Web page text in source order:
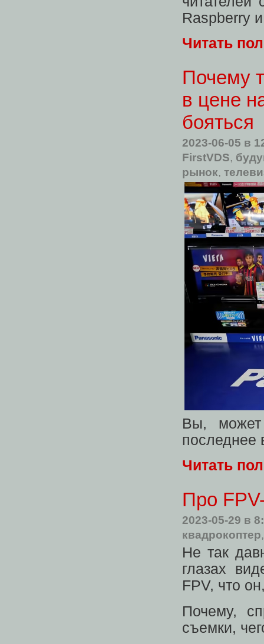
Raspberry
Читать
Почему
в цене
бояться
2023-06-05 в
FirstVDS,
рынок,
Вы,
последнее
Читать
Про
2023-05-29 в
квадрокоптер
Не так
глазах
FPV, что
Почему,
съемки,